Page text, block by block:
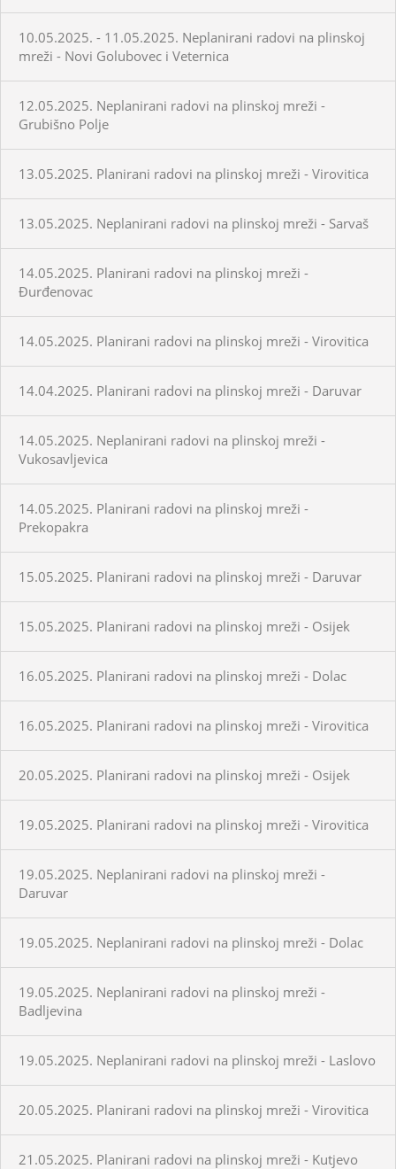
10.05.2025. - 11.05.2025. Neplanirani radovi na plinskoj
mreži - Novi Golubovec i Veternica
12.05.2025. Neplanirani radovi na plinskoj mreži -
Grubišno Polje
13.05.2025. Planirani radovi na plinskoj mreži - Virovitica
13.05.2025. Neplanirani radovi na plinskoj mreži - Sarvaš
14.05.2025. Planirani radovi na plinskoj mreži -
Đurđenovac
14.05.2025. Planirani radovi na plinskoj mreži - Virovitica
14.04.2025. Planirani radovi na plinskoj mreži - Daruvar
14.05.2025. Neplanirani radovi na plinskoj mreži -
Vukosavljevica
14.05.2025. Planirani radovi na plinskoj mreži -
Prekopakra
15.05.2025. Planirani radovi na plinskoj mreži - Daruvar
15.05.2025. Planirani radovi na plinskoj mreži - Osijek
16.05.2025. Planirani radovi na plinskoj mreži - Dolac
16.05.2025. Planirani radovi na plinskoj mreži - Virovitica
20.05.2025. Planirani radovi na plinskoj mreži - Osijek
19.05.2025. Planirani radovi na plinskoj mreži - Virovitica
19.05.2025. Neplanirani radovi na plinskoj mreži -
Daruvar
19.05.2025. Neplanirani radovi na plinskoj mreži - Dolac
19.05.2025. Neplanirani radovi na plinskoj mreži -
Badljevina
19.05.2025. Neplanirani radovi na plinskoj mreži - Laslovo
20.05.2025. Planirani radovi na plinskoj mreži - Virovitica
21.05.2025. Planirani radovi na plinskoj mreži - Kutjevo